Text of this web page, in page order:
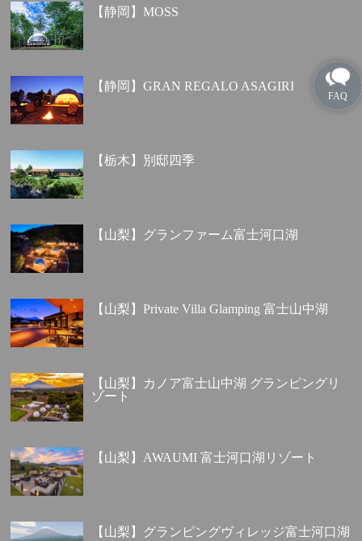
【静岡】MOSS
【静岡】GRAN REGALO ASAGIRI
【栃木】別邸四季
【山梨】グランファーム富士河口湖
【山梨】Private Villa Glamping 富士山中湖
【山梨】カノア富士山中湖 グランピングリ
ゾート
【山梨】AWAUMI 富士河口湖リゾート
【山梨】グランピングヴィレッジ富士河口湖